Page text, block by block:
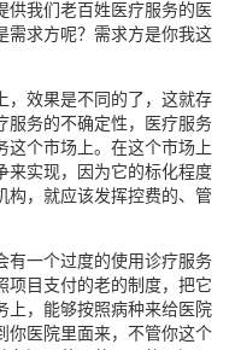
供我们老百姓医疗服务的医
需求方呢？需求方是你我这
，效果是不同的了，这就存
服务的不确定性，医疗服务
这个市场上。在这个市场上
来实现，因为它的标化程度
构，就应该发挥控费的、管
有一个过度的使用诊疗服务
项目支付的老的制度，把它
上，能够按照病种来给医院
你医院里面来，不管你这个